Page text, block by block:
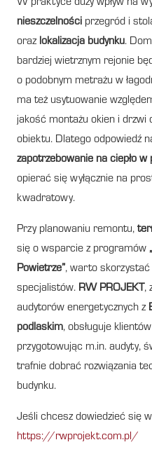
W praktyce duży wpływ na
nieszczelności przegród i
oraz lokalizacja budynku.
bardziej wietrznym rejonie
o podobnym metrażu w
ma też usytuowanie
jakość montażu okien i drzwi
obiektu. Dlatego odpowiedź
zapotrzebowanie na ciepło w
opierać się wyłącznie na
kwadratowy.
Przy planowaniu remontu,
się o wsparcie z programów
Powietrze”, warto skorzystać
specjalistów. RW PROJEKT,
audytorów energetycznych z
podlaskim, obsługuje
przygotowując m.in. audyty,
trafnie dobrać rozwiązania
budynku.
Jeśli chcesz dowiedzieć się
https://rwprojekt.com.pl/